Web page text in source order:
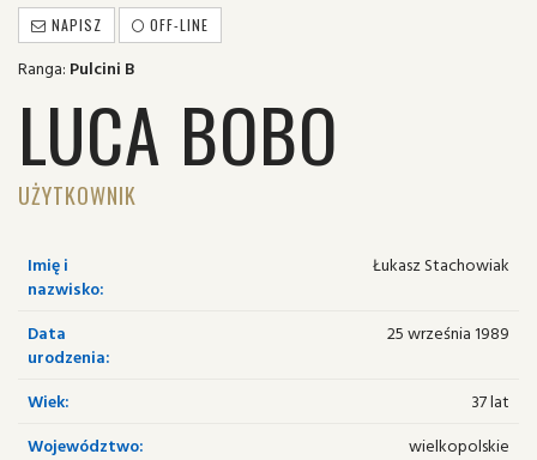
NAPISZ OFF-LINE
Ranga: Pulcini B
LUCA BOBO
UŻYTKOWNIK
Imię i
nazwisko:
Łukasz Stachowiak
Data
urodzenia:
25 września 1989
Wiek:
37 lat
Województwo:
wielkopolskie